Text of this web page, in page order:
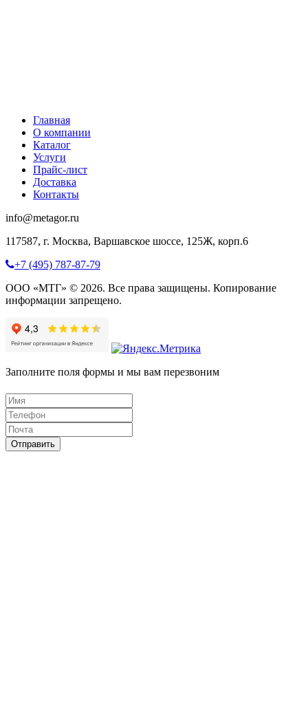
Главная
О компании
Каталог
Услуги
Прайс-лист
Доставка
Контакты
info@metagor.ru
117587, г. Москва, Варшавское шоссе, 125Ж, корп.6
+7 (495) 787-87-79
ООО «МТГ» © 2026. Все права защищены. Копирование
информации запрещено.
Заполните поля формы и мы вам перезвоним
Отправить